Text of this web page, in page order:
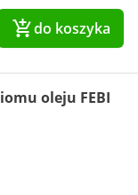
do koszyka
oleju FEBI